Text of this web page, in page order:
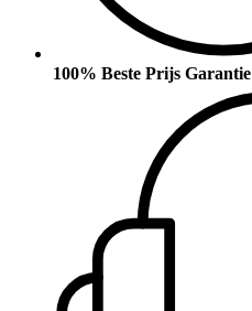
100% Beste Prijs Garantie